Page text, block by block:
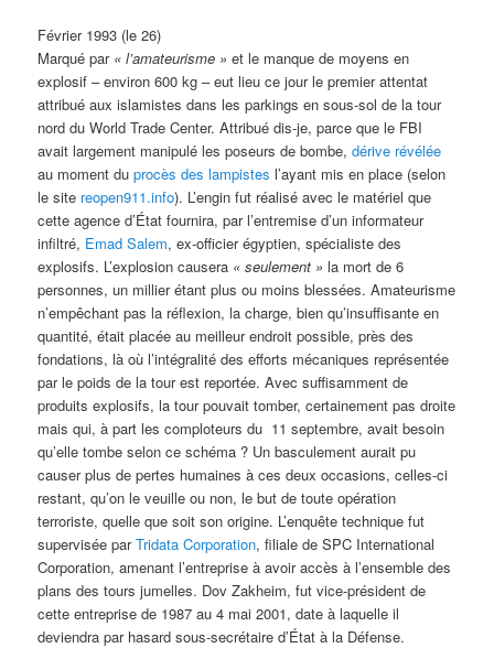
Février 1993 (le 26)
Marqué par « l’amateurisme » et le manque de moyens en
explosif – environ 600 kg – eut lieu ce jour le premier attentat
attribué aux islamistes dans les parkings en sous-sol de la tour
nord du World Trade Center. Attribué dis-je, parce que le FBI
avait largement manipulé les poseurs de bombe,dérive révélée
au moment duprocès des lampistes l’ayant mis en place (selon
le site reopen911.info). L’engin fut réalisé avec le matériel que
cette agence d’État fournira, par l’entremise d’un informateur
infiltré, Emad Salem, ex-officier égyptien, spécialiste des
explosifs. L’explosion causera « seulement » la mort de 6
personnes, un millier étant plus ou moins blessées. Amateurisme
n’empêchant pas la réflexion, la charge, bien qu’insuffisante en
quantité, était placée au meilleur endroit possible, près des
fondations, là où l’intégralité des efforts mécaniques représentée
par le poids de la tour est reportée. Avec suffisamment de
produits explosifs, la tour pouvait tomber, certainement pas droite
mais qui, à part les comploteurs du 11 septembre, avait besoin
qu’elle tombe selon ce schéma ? Un basculement aurait pu
causer plus de pertes humaines à ces deux occasions, celles-ci
restant, qu’on le veuille ou non, le but de toute opération
terroriste, quelle que soit son origine. L’enquête technique fut
supervisée parTridata Corporation, filiale de SPC International
Corporation, amenant l’entreprise à avoir accès à l’ensemble des
plans des tours jumelles. Dov Zakheim, fut vice-président de
cette entreprise de 1987 au 4 mai 2001, date à laquelle il
deviendra par hasard sous-secrétaire d’État à la Défense.